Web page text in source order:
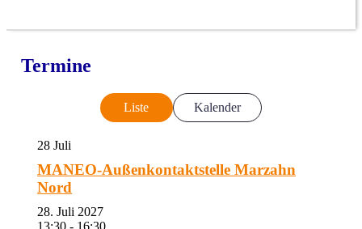
Termine
Liste Kalender
28 Juli
MANEO-Außenkontaktstelle Marzahn
Nord
28. Juli 2027
13:30 - 16:30